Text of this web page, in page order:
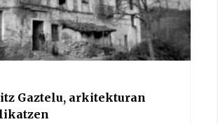
Gaztelu, arkitekturan